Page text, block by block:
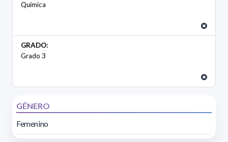
Química
GRADO:
Grado 3
GÉNERO
Femenino